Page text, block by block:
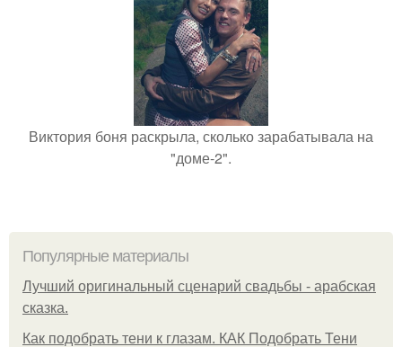
Виктория боня раскрыла, сколько зарабатывала на
"доме-2".
Популярные материалы
Лучший оригинальный сценарий свадьбы - арабская
сказка.
Как подобрать тени к глазам. КАК Подобрать Тени